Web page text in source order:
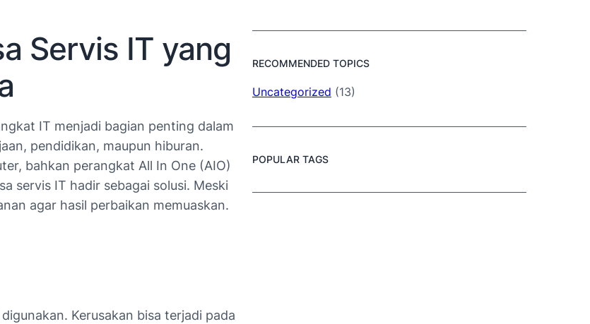
Servis IT yang
IT menjadi bagian penting dalam
pendidikan, maupun hiburan.
bahkan perangkat All In One (AIO)
servis IT hadir sebagai solusi. Meski
agar hasil perbaikan memuaskan.
Kerusakan bisa terjadi pada
RECOMMENDED TOPICS
Uncategorized (13)
POPULAR TAGS